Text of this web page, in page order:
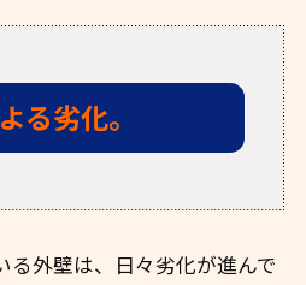
る劣化。
る外壁は、日々劣化が進んで